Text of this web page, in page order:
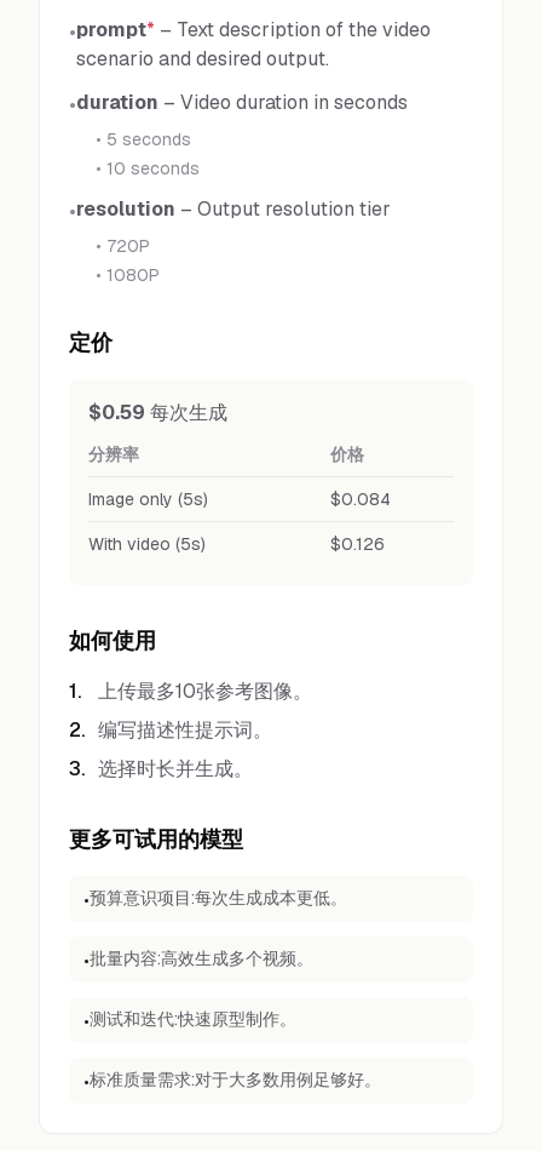
•prompt* – Text description of the video
scenario and desired output.
•duration – Video duration in seconds
• 5 seconds
• 10 seconds
•resolution – Output resolution tier
• 720P
• 1080P
定价
$0.59 每次生成
分辨率 价格
Image only (5s) $0.084
With video (5s) $0.126
如何使用
1.
上传最多10张参考图像。
2. 编写描述性提示词。
3. 选择时长并生成。
更多可试用的模型
•预算意识项目:每次生成成本更低。
•批量内容:高效生成多个视频。
•测试和迭代:快速原型制作。
•标准质量需求:对于大多数用例足够好。